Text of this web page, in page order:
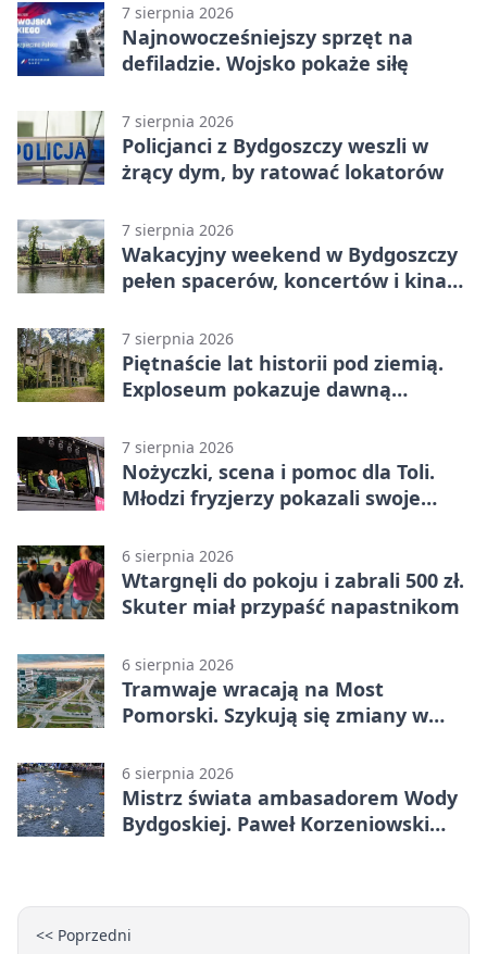
7 sierpnia 2026
Najnowocześniejszy sprzęt na
defiladzie. Wojsko pokaże siłę
7 sierpnia 2026
Policjanci z Bydgoszczy weszli w
żrący dym, by ratować lokatorów
7 sierpnia 2026
Wakacyjny weekend w Bydgoszczy
pełen spacerów, koncertów i kina
7 sierpnia 2026
Piętnaście lat historii pod ziemią.
Exploseum pokazuje dawną
7 sierpnia 2026
Nożyczki, scena i pomoc dla Toli.
Młodzi fryzjerzy pokazali swoje
6 sierpnia 2026
Wtargnęli do pokoju i zabrali 500 zł.
Skuter miał przypaść napastnikom
6 sierpnia 2026
Tramwaje wracają na Most
Pomorski. Szykują się zmiany w
6 sierpnia 2026
Mistrz świata ambasadorem Wody
Bydgoskiej. Paweł Korzeniowski
<< Poprzedni